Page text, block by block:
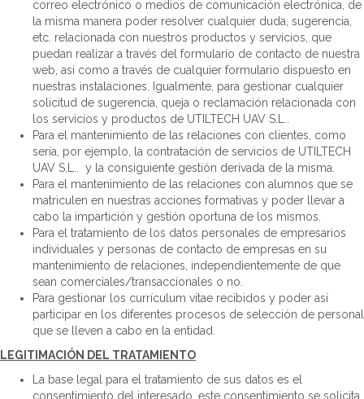
correo electrónico o medios de comunicación electrónica, de
la misma manera poder resolver cualquier duda, sugerencia,
etc. relacionada con nuestros productos y servicios, que
puedan realizar a través del formulario de contacto de nuestra
web, así como a través de cualquier formulario dispuesto en
nuestras instalaciones. Igualmente, para gestionar cualquier
solicitud de sugerencia, queja o reclamación relacionada con
los servicios y productos de UTILTECH UAV S.L..
Para el mantenimiento de las relaciones con clientes, como
sería, por ejemplo, la contratación de servicios de UTILTECH
UAV S.L.. y la consiguiente gestión derivada de la misma.
Para el mantenimiento de las relaciones con alumnos que se
matriculen en nuestras acciones formativas y poder llevar a
cabo la impartición y gestión oportuna de los mismos.
Para el tratamiento de los datos personales de empresarios
individuales y personas de contacto de empresas en su
mantenimiento de relaciones, independientemente de que
sean comerciales/transaccionales o no.
Para gestionar los currículum vitae recibidos y poder así
participar en los diferentes procesos de selección de personal
que se lleven a cabo en la entidad.
LEGITIMACIÓN DEL TRATAMIENTO
La base legal para el tratamiento de sus datos es el
consentimiento del interesado, este consentimiento se solicita